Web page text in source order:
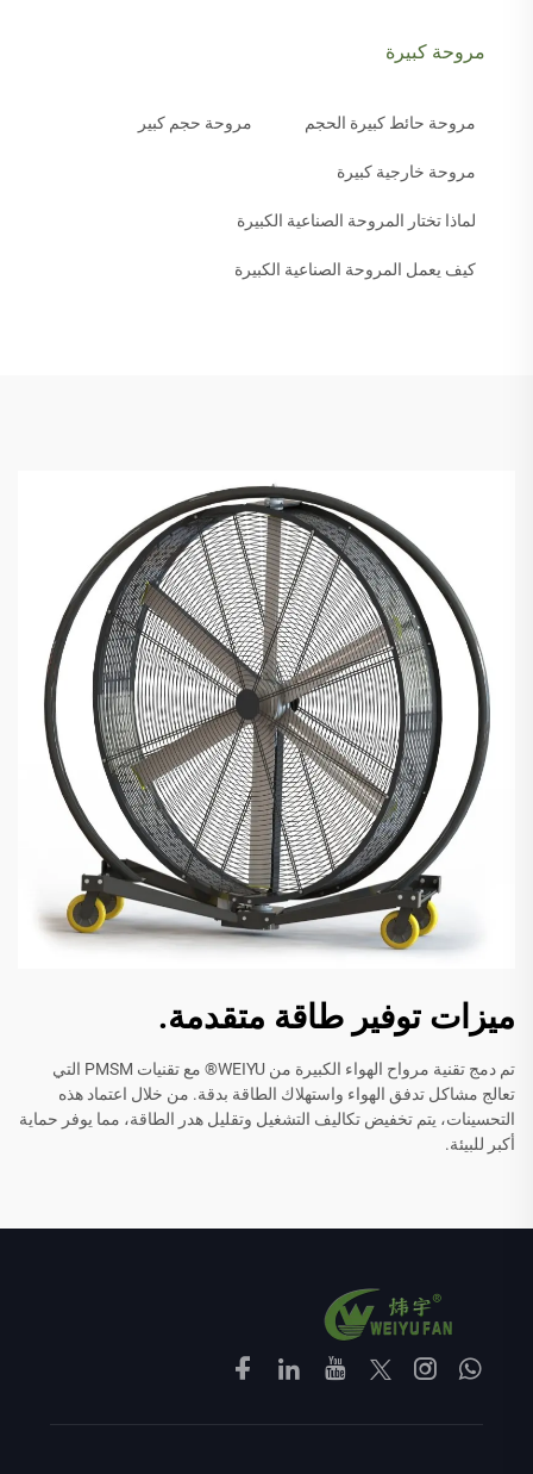
مروحة كبيرة
مروحة حائط كبيرة الحجم مروحة حجم كبير
مروحة خارجية كبيرة
لماذا تختار المروحة الصناعية الكبيرة
كيف يعمل المروحة الصناعية الكبيرة
ميزات توفير طاقة متقدمة.
تم دمج تقنية مرواح الهواء الكبيرة من WEIYU® مع تقنيات PMSM التي
تعالج مشاكل تدفق الهواء واستهلاك الطاقة بدقة. من خلال اعتماد هذه
التحسينات، يتم تخفيض تكاليف التشغيل وتقليل هدر الطاقة، مما يوفر حماية
أكبر للبيئة.